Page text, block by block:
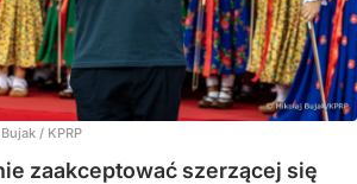
/ KPRP
zaakceptować szerzącej się